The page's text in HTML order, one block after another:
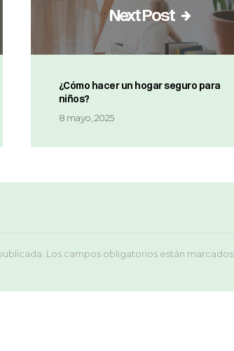
Next Post
¿Cómo hacer un hogar seguro para
niños?
8 mayo, 2025
Los campos obligatorios están marcados